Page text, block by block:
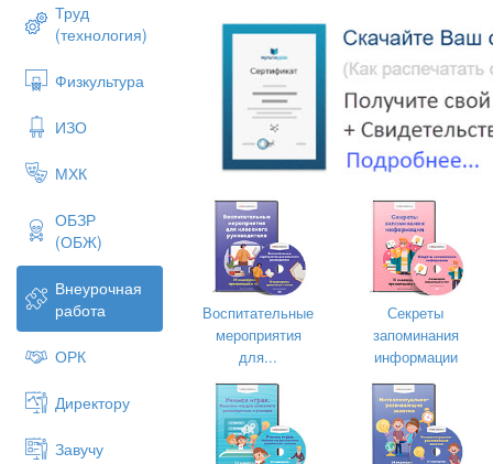
Труд
(технология)
Физкультура
ИЗО
МХК
ОБЗР
(ОБЖ)
Внеурочная
работа
ОРК
Директору
Завучу
Индивидуальная и парная
Игровые элементы (разыгрывание
Оснащение:
Федеральный Закон № 273-ФЗ
Федерации».
Текстовые материалы с
Ход занятия:
1. Организационный момент:
ознакомление с темой урока и
2. Основная часть:
Этап 1. Изучение основных
Учитель организует чтение текста
индивидуально либо группами.
моментов закона:
Воспитательные
мероприятия
для...
Секреты
запоминания
информации